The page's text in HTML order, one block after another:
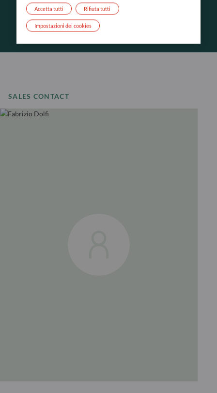
SALES CONTACT
Rifiuta tutti
Accetta tutti
Impostazioni dei cookies